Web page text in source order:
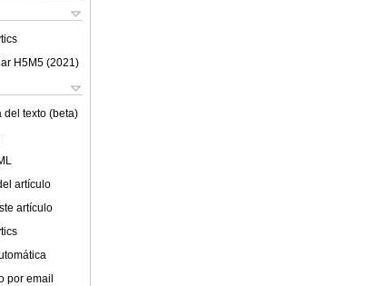
H5M5 (2021 )
del texto (beta)
artículo
artículo
por email